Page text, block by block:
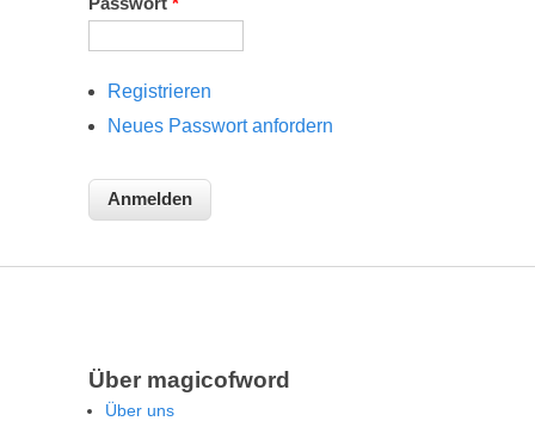
Passwort *
Registrieren
Neues Passwort anfordern
Über magicofword
Über uns